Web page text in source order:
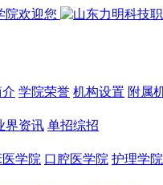
学院荣誉 机构设置 附属
界资讯 单招综招
医学院 口腔医学院 护理学院